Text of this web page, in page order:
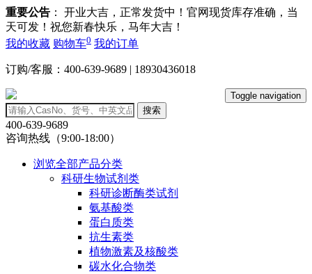
重要公告 ： 开业大吉，正常发货中！官网现货库存准确，当
天可发！祝您新春快乐，马年大吉！
我的收藏 购物车0 我的订单
订购/客服：400-639-9689 | 18930436018
Toggle navigation
搜索
400-639-9689
咨询热线（9:00-18:00）
浏览全部产品分类
科研生物试剂类
科研诊断酶类试剂
氨基酸类
蛋白质类
抗生素类
植物激素及核酸类
碳水化合物类